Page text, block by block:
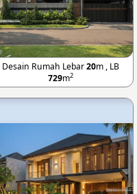
Desain Rumah Lebar20m , LB
729m2